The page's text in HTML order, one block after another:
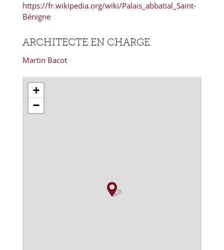
https://fr.wikipedia.org/wiki/Palais_abbatial_Saint-
Bénigne
ARCHITECTE EN CHARGE
Martin Bacot
+
−